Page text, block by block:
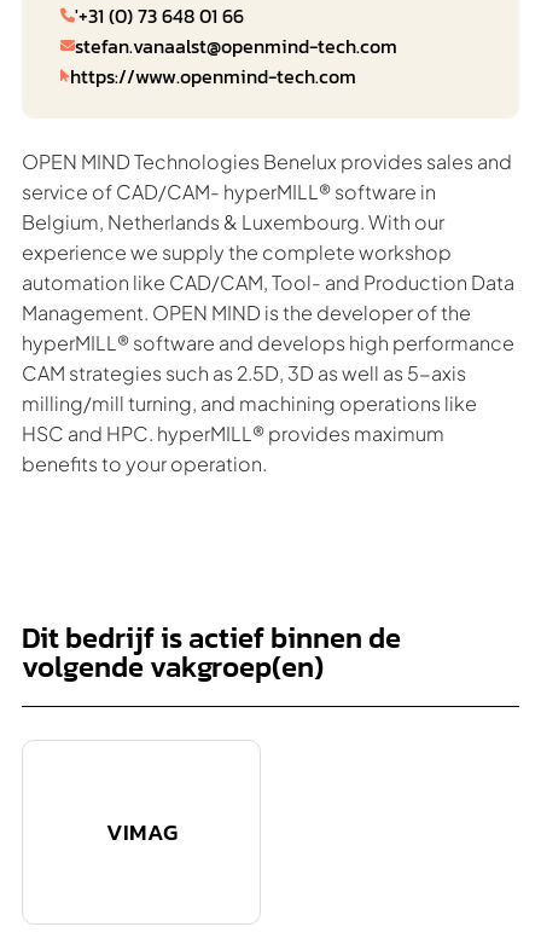
'+31 (0) 73 648 01 66
stefan.vanaalst@openmind-tech.com
https://www.openmind-tech.com
OPEN MIND Technologies Benelux provides sales and
service of CAD/CAM- hyperMILL® software in
Belgium, Netherlands & Luxembourg. With our
experience we supply the complete workshop
automation like CAD/CAM, Tool- and Production Data
Management. OPEN MIND is the developer of the
hyperMILL® software and develops high performance
CAM strategies such as 2.5D, 3D as well as 5-axis
milling/mill turning, and machining operations like
HSC and HPC. hyperMILL® provides maximum
benefits to your operation.
Dit bedrijf is actief binnen de
volgende vakgroep(en)
VIMAG